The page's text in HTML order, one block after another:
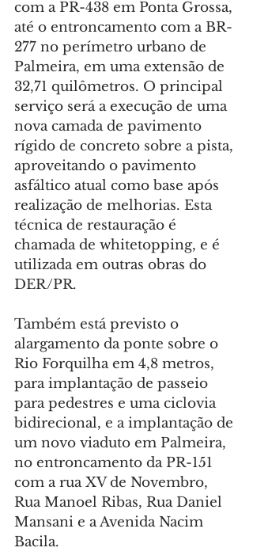
com a PR-438 em Ponta Grossa,
até o entroncamento com a BR-
277 no perímetro urbano de
Palmeira, em uma extensão de
32,71 quilômetros. O principal
serviço será a execução de uma
nova camada de pavimento
rígido de concreto sobre a pista,
aproveitando o pavimento
asfáltico atual como base após
realização de melhorias. Esta
técnica de restauração é
chamada de whitetopping, e é
utilizada em outras obras do
DER/PR.
Também está previsto o
alargamento da ponte sobre o
Rio Forquilha em 4,8 metros,
para implantação de passeio
para pedestres e uma ciclovia
bidirecional, e a implantação de
um novo viaduto em Palmeira,
no entroncamento da PR-151
com a rua XV de Novembro,
Rua Manoel Ribas, Rua Daniel
Mansani e a Avenida Nacim
Bacila.